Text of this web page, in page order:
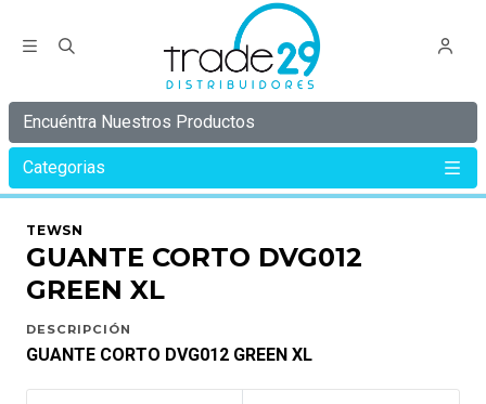
Encuéntra Nuestros Productos
Categorias
Inicio C Y B E R GUANTE CORTO DVG012 GREEN XL
TEWSN
GUANTE CORTO DVG012
GREEN XL
DESCRIPCIÓN
GUANTE CORTO DVG012 GREEN XL